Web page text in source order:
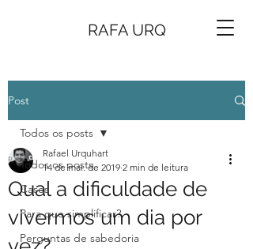
RAFA URQ
Post
Todos os posts
Cases
Para que simplificar?
Perguntas de sabedoria
Todos os posts
Qual a dificuldade de
vivermos um dia por
Rafael Urquhart
14 de mai. de 2019 2 min de leitura